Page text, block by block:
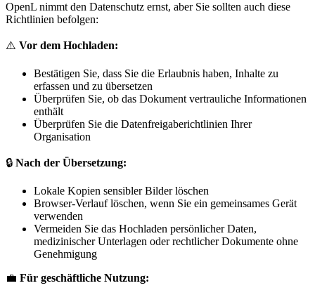
OpenL nimmt den Datenschutz ernst, aber Sie sollten auch diese
Richtlinien befolgen:
⚠️ Vor dem Hochladen:
Bestätigen Sie, dass Sie die Erlaubnis haben, Inhalte zu
erfassen und zu übersetzen
Überprüfen Sie, ob das Dokument vertrauliche Informationen
enthält
Überprüfen Sie die Datenfreigaberichtlinien Ihrer
Organisation
🔒 Nach der Übersetzung:
Lokale Kopien sensibler Bilder löschen
Browser-Verlauf löschen, wenn Sie ein gemeinsames Gerät
verwenden
Vermeiden Sie das Hochladen persönlicher Daten,
medizinischer Unterlagen oder rechtlicher Dokumente ohne
Genehmigung
💼 Für geschäftliche Nutzung: